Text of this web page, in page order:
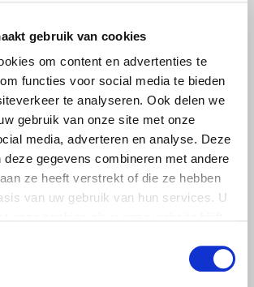
gebruik van cookies
om content en advertenties te
functies voor social media te bieden
te analyseren. Ook delen we
gebruik van onze site met onze
media, adverteren en analyse. Deze
deze gegevens combineren met andere
ze heeft verstrekt of die ze hebben
van uw gebruik van hun services. U
aan bij demonstratie tegen